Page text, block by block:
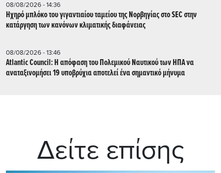
08/08/2026 - 14:36
Ηχηρό μπλόκο του γιγαντιαίου ταμείου της Νορβηγίας στο SEC στην
κατάργηση των κανόνων κλιματικής διαφάνειας
08/08/2026 - 13:46
Atlantic Council: Η απόφαση του Πολεμικού Ναυτικού των ΗΠΑ να
αναταξινομήσει 19 υποβρύχια αποτελεί ένα σημαντικό μήνυμα
Δείτε επίσης